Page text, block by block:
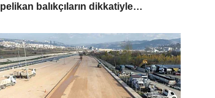
pelikan balıkçıların dikkatiyle